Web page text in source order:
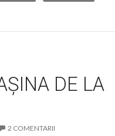
DE LA
2 COMENTARII